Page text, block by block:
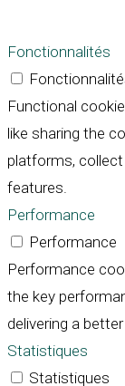
Fonctionnalités
Functional
like sharing the
platforms,
features.
Performance
Performance
Performance
the key
delivering a
Statistiques
Statistiques